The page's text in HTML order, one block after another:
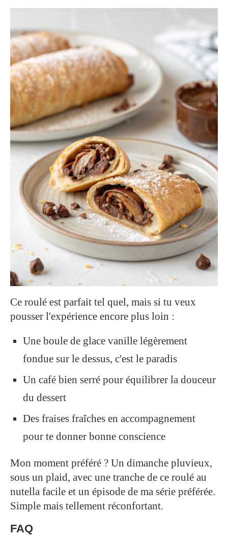
Ce roulé est parfait tel quel, mais si tu veux
pousser l'expérience encore plus loin :
Une boule de glace vanille légèrement
fondue sur le dessus, c'est le paradis
Un café bien serré pour équilibrer la douceur
du dessert
Des fraises fraîches en accompagnement
pour te donner bonne conscience
Mon moment préféré ? Un dimanche pluvieux,
sous un plaid, avec une tranche de ce roulé au
nutella facile et un épisode de ma série préférée.
Simple mais tellement réconfortant.
FAQ